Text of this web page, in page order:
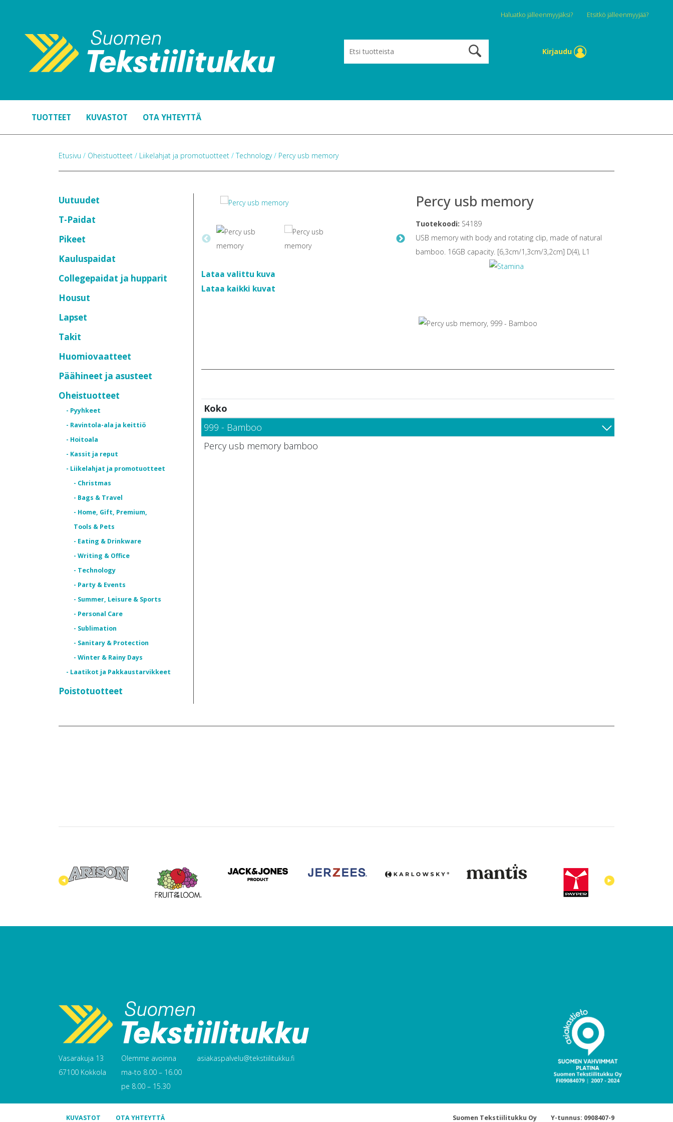
Haluatko jälleenmyyjäksi? Etsitkö jälleenmyyjää?
Kirjaudu
TUOTTEET KUVASTOT OTA YHTEYTTÄ
Etusivu / Oheistuotteet / Liikelahjat ja promotuotteet /Technology/ Percy usb memory
Uutuudet
T-Paidat
Pikeet
Kauluspaidat
Collegepaidat ja hupparit
Housut
Lapset
Takit
Huomiovaatteet
Päähineet ja asusteet
Oheistuotteet
- Pyyhkeet
- Ravintola-ala ja keittiö
- Hoitoala
- Kassit ja reput
- Liikelahjat ja promotuotteet
- Christmas
- Bags & Travel
- Home, Gift, Premium,
Tools & Pets
- Eating & Drinkware
- Writing & Office
- Technology
- Party & Events
- Summer, Leisure & Sports
- Personal Care
- Sublimation
- Sanitary & Protection
- Winter & Rainy Days
- Laatikot ja Pakkaustarvikkeet
Poistotuotteet
Lataa valittu kuva
Lataa kaikki kuvat
Percy usb memory
Tuotekoodi: S4189
USB memory with body and rotating clip, made of natural
bamboo. 16GB capacity. [6,3cm/1,3cm/3,2cm] D(4), L1
Koko
999 - Bamboo
Percy usb memory bamboo
Vasarakuja 13
67100 Kokkola
Olemme avoinna
ma-to 8.00 – 16.00
pe 8.00 – 15.30
asiakaspalvelu@tekstiilitukku.fi
KUVASTOT OTA YHTEYTTÄ Suomen Tekstiilitukku Oy Y-tunnus: 0908407-9